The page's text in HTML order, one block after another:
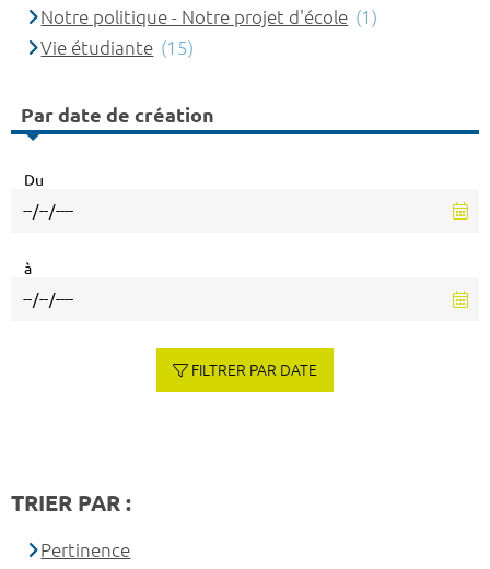
Notre politique - Notre projet d'école (1)
Vie étudiante (15)
Par date de création
Du
à
FILTRER PAR DATE
TRIER PAR :
Pertinence